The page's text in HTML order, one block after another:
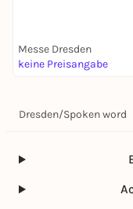
Messe Dresden
keine Preisangabe
Dresden/Spoken word